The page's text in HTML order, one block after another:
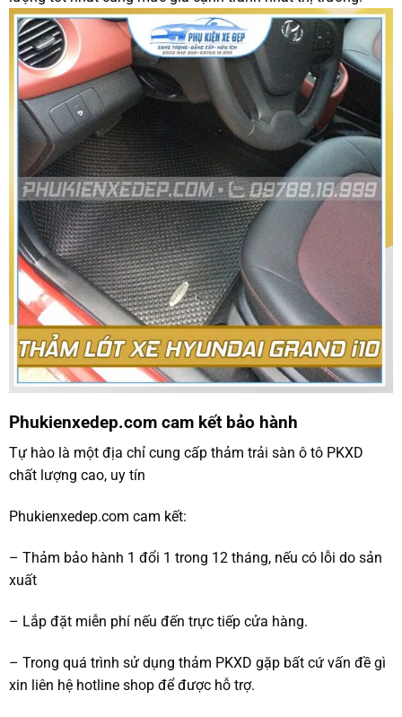
Phukienxedep.com cam kết bảo hành
Tự hào là một địa chỉ cung cấp thảm trải sàn ô tô PKXD
chất lượng cao, uy tín
Phukienxedep.com cam kết:
– Thảm bảo hành 1 đổi 1 trong 12 tháng, nếu có lỗi do sản
xuất
– Lắp đặt miễn phí nếu đến trực tiếp cửa hàng.
– Trong quá trình sử dụng thảm PKXD gặp bất cứ vấn đề gì
xin liên hệ hotline shop để được hỗ trợ.